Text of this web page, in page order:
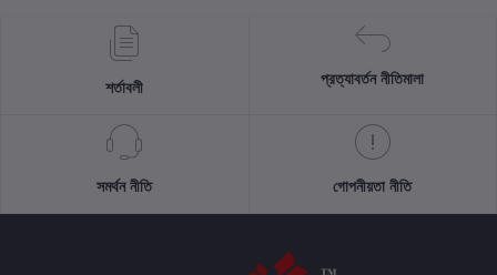
শর্তাবলী প্রত্যাবর্তন নীতিমালা
সমর্থন নীতি গোপনীয়তা নীতি